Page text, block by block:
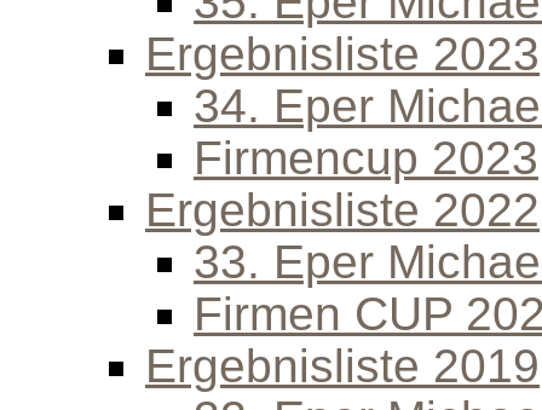
Ergebnisliste 2023
34. Eper
Firmencup 2023
Ergebnisliste 2022
33. Eper
Firmen CUP
Ergebnisliste 2019